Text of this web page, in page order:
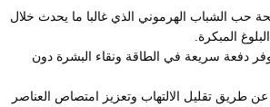
حب الشباب الهرموني الذي غالبا ما يحدث خلال
المبكرة.
دفعة سريعة في الطاقة ونقاء البشرة دون
عن طريق تقليل الالتهاب وتعزيز امتصاص العناصر